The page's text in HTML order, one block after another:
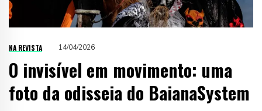
NA REVISTA 14/04/2026
O invisível em movimento: uma
foto da odisseia do BaianaSystem